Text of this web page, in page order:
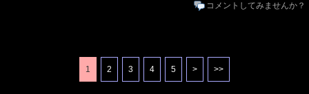
コメントしてみませんか？
1 2 3 4 5 > >>